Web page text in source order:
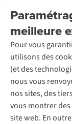
meilleure
Pour vous
utilisons des
(et des
nous vous
nos sites, des
vous montrer
site web. En
Rétractation d'une
Entretien &
Garantie
Contactez-nous
À propos
Nos magasins
À propos
Déclaration
Location / Location
Entretien de ski
Service de lavage
Entretien de
Réparation de
Réparation de
Retouches
Pour les entreprises
Découvrez
A.S.Magazine
Explore Camp
Gear Check
Expertise & conseils
Abonnez-vous à